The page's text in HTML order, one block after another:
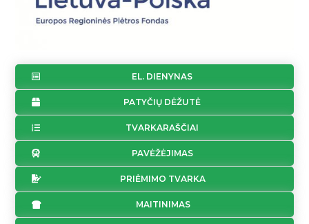
EL. DIENYNAS
PATYČIŲ DĖŽUTĖ
TVARKARAŠČIAI
PAVĖŽĖJIMAS
PRIĖMIMO TVARKA
MAITINIMAS